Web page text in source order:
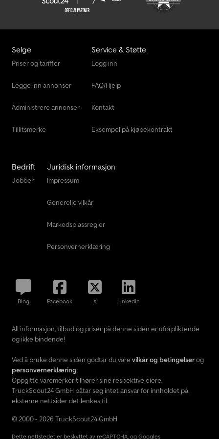
Jcb S2646E
Jcb Traktor
Selge
Priser og tariffer
Legge inn annonser
Administrere annonser
Tillitsmerke
Service & Støtte
Logg inn
FAQ/Hjelp
Kontakt
Eksempel på kjøpekontrakt
Bedrift
Jobber
Juridisk informasjon
Impressum
Generelle vilkår
Markedsplassregler
Personvernerklæring
Blog Facebook X LinkedIn
All informasjon, tilbud og priser på denne siden er uforpliktende
og ikke bindende!
Ved å bruke denne siden godtar du våre vilkår og betingelserog
personvernerklæring.
Oppgitte varemerker tilhører sine respektive eiere.
TruckScout24 GmbH påtar seg intet ansvar for innholdet på
eksterne nettsider det lenkes til.
© 2000 - 2026 TruckScout24 GmbH
Dette nettstedet er beskyttet av reCAPTCHA, og Googles